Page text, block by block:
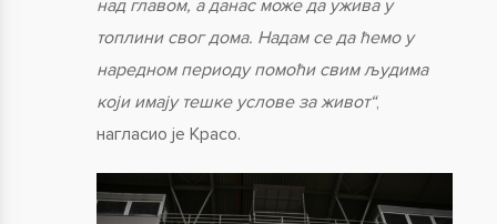
над главом, а данас може да ужива у
топлини свог дома. Надам се да ћемо у
наредном периоду помоћи свим људима
који имају тешке услове за живот“,
нагласио је Красо.